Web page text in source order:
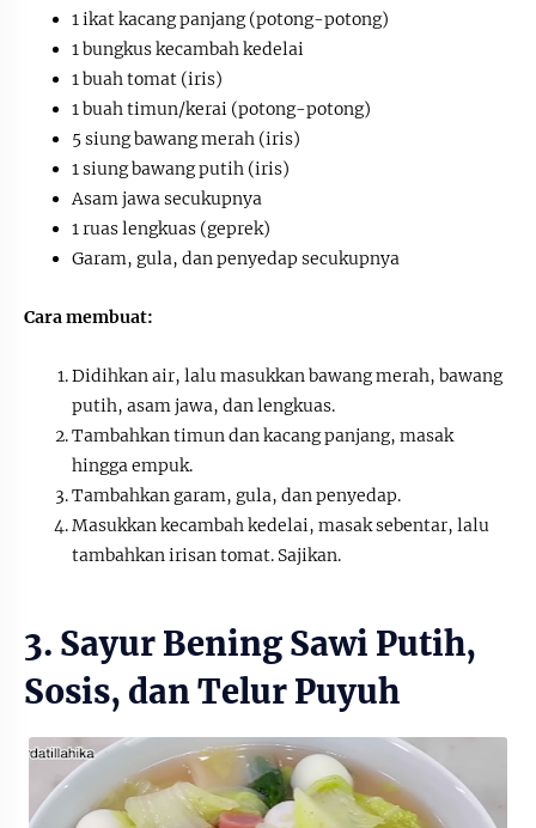
1 ikat kacang panjang (potong-potong)
1 bungkus kecambah kedelai
1 buah tomat (iris)
1 buah timun/kerai (potong-potong)
5 siung bawang merah (iris)
1 siung bawang putih (iris)
Asam jawa secukupnya
1 ruas lengkuas (geprek)
Garam, gula, dan penyedap secukupnya
Cara membuat:
Didihkan air, lalu masukkan bawang merah, bawang
putih, asam jawa, dan lengkuas.
Tambahkan timun dan kacang panjang, masak
hingga empuk.
Tambahkan garam, gula, dan penyedap.
Masukkan kecambah kedelai, masak sebentar, lalu
tambahkan irisan tomat. Sajikan.
3. Sayur Bening Sawi Putih,
Sosis, dan Telur Puyuh